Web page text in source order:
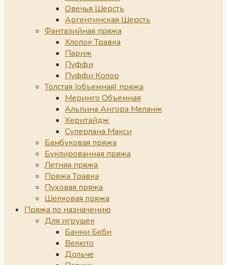
Овечья Шерсть
Аргентинская Шерсть
Фантазийная пряжа
Хлопок Травка
Париж
Пуффи
Пуффи Колор
Толстая (объемная) пряжа
Меринго Объемная
Альпина Ангора Меланж
Херитайдж
Суперлана Макси
Бамбуковая пряжа
Буклированная пряжа
Летняя пряжа
Пряжа Травка
Пуховая пряжа
Шелковая пряжа
Пряжа по назначению
Для игрушек
Банни Беби
Велюто
Дольче